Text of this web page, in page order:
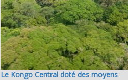
Le Kongo Central doté des moyens